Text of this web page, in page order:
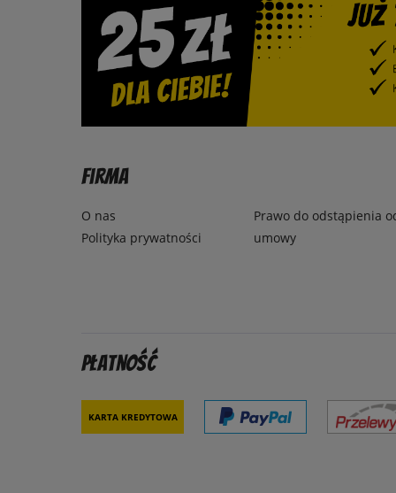
Firma
O nas
Polityka prywatności
Prawo do odstąpienia
umowy
Płatność
Karta kredytowa